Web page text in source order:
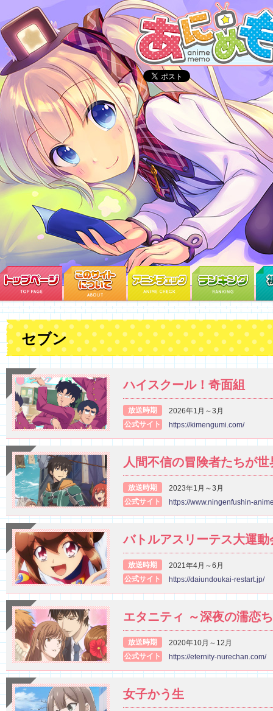
セブン
ハイスクール！奇面組
放送時期
2026年1月～3月
公式サイト
https://kimengumi.com/
人間不信の冒険者たちが
放送時期
2023年1月～3月
公式サイト
https://www.ningenfushin-
バトルアスリーテス大運
放送時期
2021年4月～6月
公式サイト
https://daiundoukai-restart.jp/
エタニティ ～深夜の濡恋
放送時期
2020年10月～12月
公式サイト
https://eternity-nurechan.com/
女子かう生